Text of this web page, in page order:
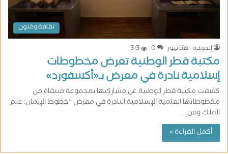
ثقافة وفنون
الدوحة - هيّا نيوز
0
313
مكتبة قطر الوطنية تعرض مخطوطات
إسلامية نادرة في معرض بـ«أكسفورد»
كشفت مكتبة قطر الوطنية عن مشاركتها بمجموعة منتقاة من
مخطوطاتها العلمية الإسلامية النادرة في معرض “خطوط الإيمان: علم
الفلك وفن…
أكمل القراءة »